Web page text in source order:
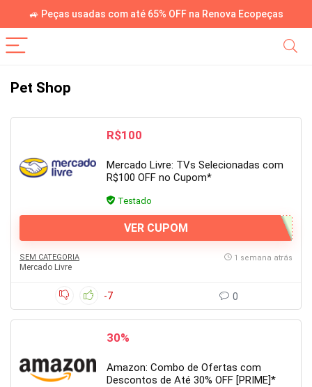
🚙 Peças usadas com até 65% OFF na Renova Ecopeças
Pet Shop
R$100
Mercado Livre: TVs Selecionadas com
R$100 OFF no Cupom*
Testado
VER CUPOM
SEM CATEGORIA
Mercado Livre
1 semana atrás
-7 0
30%
Amazon: Combo de Ofertas com
Descontos de Até 30% OFF [PRIME]*